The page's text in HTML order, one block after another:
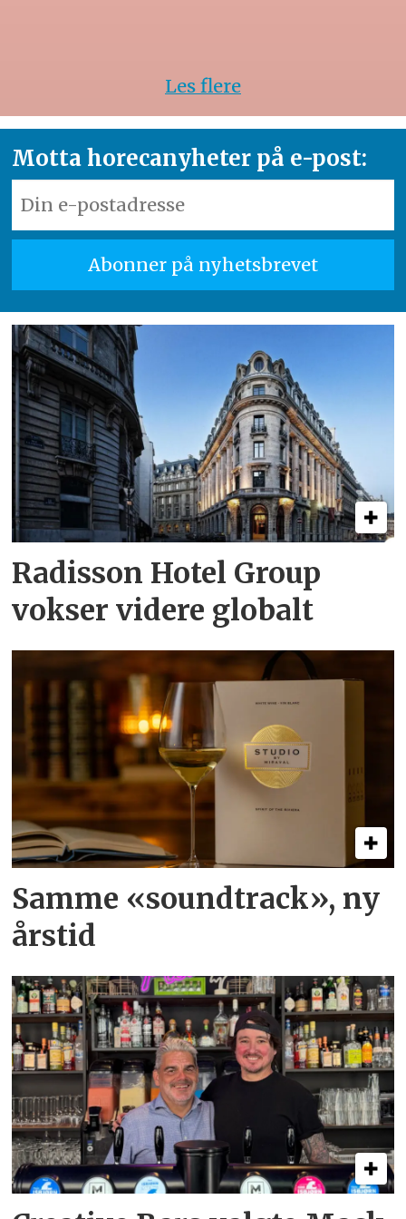
Les flere
Motta horecanyheter på e-post:
Radisson Hotel Group
vokser videre globalt
Samme «soundtrack», ny
årstid